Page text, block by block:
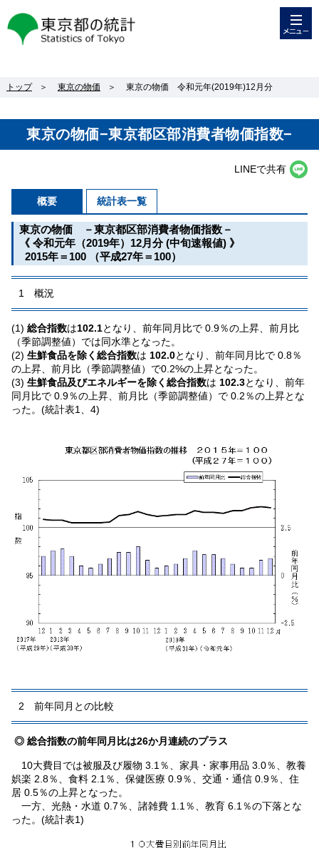
東京都の統計
トップ ＞ 東京の物価 ＞ 東京の物価 令和元年(2019年)12月分
東京の物価−東京都区部消費者物価指数−
LINEで共有
概要 統計表一覧
東京の物価 －東京都区部消費者物価指数－
《 令和元年（2019年）12月分 (中旬速報値) 》
2015年＝100 （平成27年＝100）
1 概況
(1) 総合指数は102.1となり、前年同月比で 0.9％の上昇、前月比
（季節調整値）では同水準となった。
(2) 生鮮食品を除く総合指数は 102.0となり、前年同月比で 0.8％
の上昇、前月比（季節調整値）で0.2%の上昇となった。
(3) 生鮮食品及びエネルギーを除く総合指数は 102.3となり、前年
同月比で 0.9％の上昇、前月比（季節調整値）で 0.2％の上昇とな
った。(統計表1、4)
2 前年同月との比較
◎ 総合指数の前年同月比は26か月連続のプラス
10大費目では被服及び履物 3.1％、家具・家事用品 3.0％、教養
娯楽 2.8％、食料 2.1％、保健医療 0.9％、交通・通信 0.9％、住
居 0.5％の上昇となった。
一方、光熱・水道 0.7％、諸雑費 1.1％、教育 6.1％の下落とな
った。(統計表1)